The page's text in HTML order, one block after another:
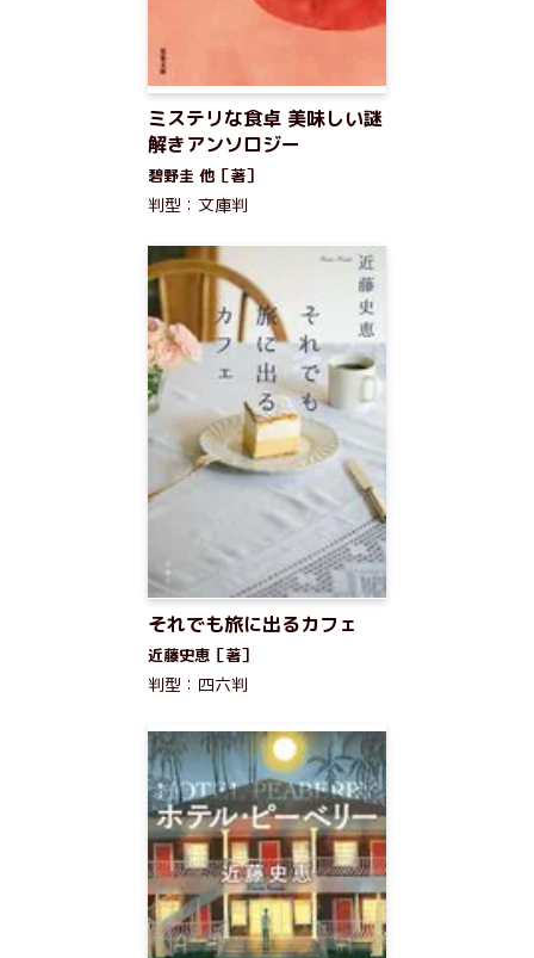
ミステリな食卓 美味しい謎
解きアンソロジー
碧野圭 他［著］
判型：文庫判
それでも旅に出るカフェ
近藤史恵［著］
判型：四六判